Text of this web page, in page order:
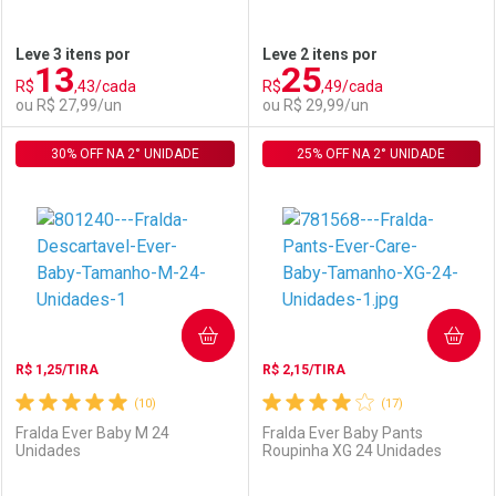
Comprar sem Desconto
Por R$ 14,39/cada
Comprar sem Desconto
Por R$ 14,39/cada
Comprar sem Desconto
Por R$ 27,99/cada
Comprar sem Desconto
Por R$ 27,99/cada
Leve 3 itens por
R$13,43/cada
ou R$ 27,99/un
FECHAR
Laboratório
FECHAR
Por Menos
Leve 2 itens por
R$25,49/cada
ou R$ 29,99/un
Laboratório
Por Menos
(10)
R$ 1,25/TIRA
Fralda Ever Baby M 24
Unidades
30% OFF NA 2° UNIDADE
COMPRAR
(17)
R$ 2,15/TIRA
Fralda Ever Baby Pants
Roupinha XG 24 Unidades
25% OFF NA 2° UNIDADE
COMPRAR